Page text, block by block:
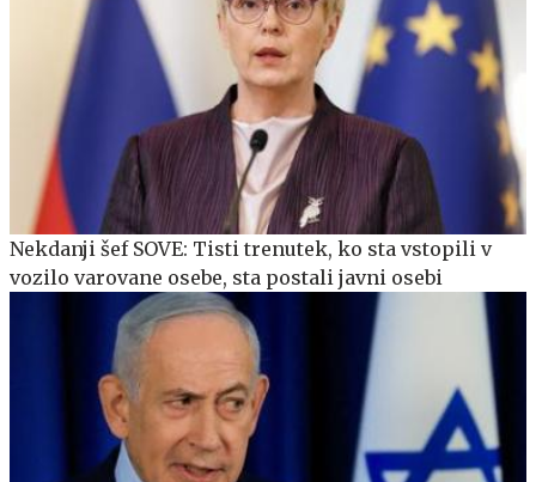
Nekdanji šef SOVE: Tisti trenutek, ko sta vstopili v
vozilo varovane osebe, sta postali javni osebi